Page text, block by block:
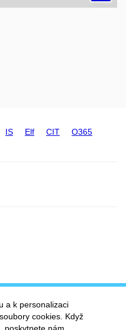
IS Elf CIT O365
a k personalizaci
cookies. Když